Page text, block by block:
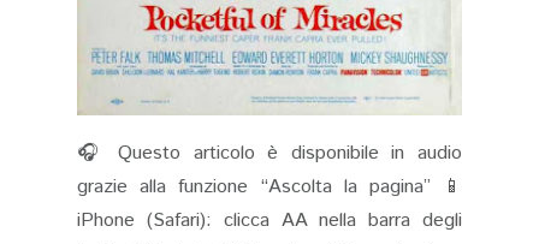
🎧 Questo articolo è disponibile in audio
grazie alla funzione “Ascolta la pagina” 📱
iPhone (Safari): clicca AA nella barra degli